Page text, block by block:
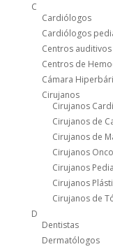
C
Cardiólogos
Cardiólogos
Centros auditivos
Centros de
Cámara
Cirujanos
Cirujanos
Cirujanos de
Cirujanos de
Cirujanos
Cirujanos
Cirujanos
Cirujanos de
D
Dentistas
Dermatólogos